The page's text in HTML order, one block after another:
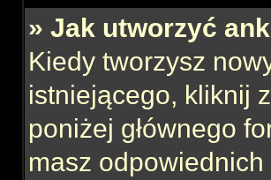
» Jak utworzyć
Kiedy tworzysz
istniejącego, kliknij
poniżej głównego
masz